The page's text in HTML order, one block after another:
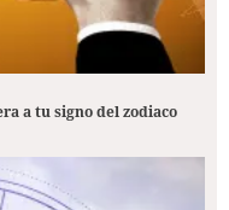
a tu signo del zodiaco